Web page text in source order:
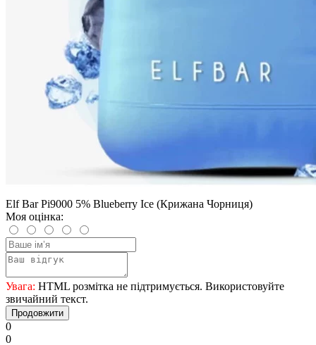
Elf Bar Pi9000 5% Blueberry Ice (Крижана Чорниця)
Моя оцінка:
Увага: HTML розмітка не підтримується. Використовуйте
звичайний текст.
Продовжити
0
0